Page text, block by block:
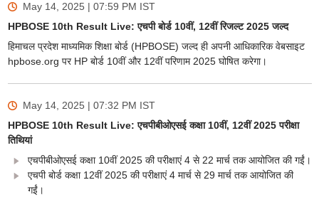
May 14, 2025 | 07:59 PM IST
HPBOSE 10th Result Live: एचपी बोर्ड 10वीं, 12वीं रिजल्ट 2025 जल्द
हिमाचल प्रदेश माध्यमिक शिक्षा बोर्ड (HPBOSE) जल्द ही अपनी आधिकारिक वेबसाइट
hpbose.org पर HP बोर्ड 10वीं और 12वीं परिणाम 2025 घोषित करेगा।
May 14, 2025 | 07:32 PM IST
HPBOSE 10th Result Live: एचपीबीओएसई कक्षा 10वीं, 12वीं 2025 परीक्षा
तिथियां
एचपीबीओएसई कक्षा 10वीं 2025 की परीक्षाएं 4 से 22 मार्च तक आयोजित की गईं।
एचपी बोर्ड कक्षा 12वीं 2025 की परीक्षाएं 4 मार्च से 29 मार्च तक आयोजित की
गईं।